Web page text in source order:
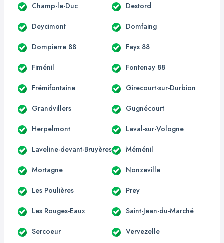
Champ-le-Duc Destord
Deycimont Domfaing
Dompierre 88 Fays 88
Fiménil Fontenay 88
Frémifontaine Girecourt-sur-Durbion
Grandvillers Gugnécourt
Herpelmont Laval-sur-Vologne
Laveline-devant-Bruyères Méménil
Mortagne Nonzeville
Les Poulières Prey
Les Rouges-Eaux Saint-Jean-du-Marché
Sercoeur Vervezelle